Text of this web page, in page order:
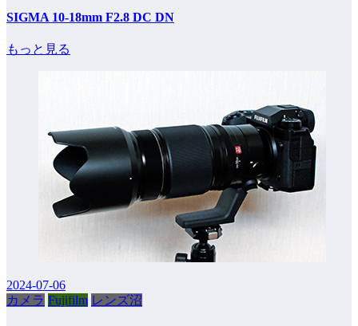
SIGMA 10-18mm F2.8 DC DN
もっと見る
2024-07-06
カメラ Fujifilm レンズ沼